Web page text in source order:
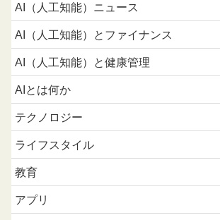
AI（人工知能）ニュース
AI（人工知能）とファイナンス
AI（人工知能）と健康管理
AIとは何か
テクノロジー
ライフスタイル
教育
アプリ